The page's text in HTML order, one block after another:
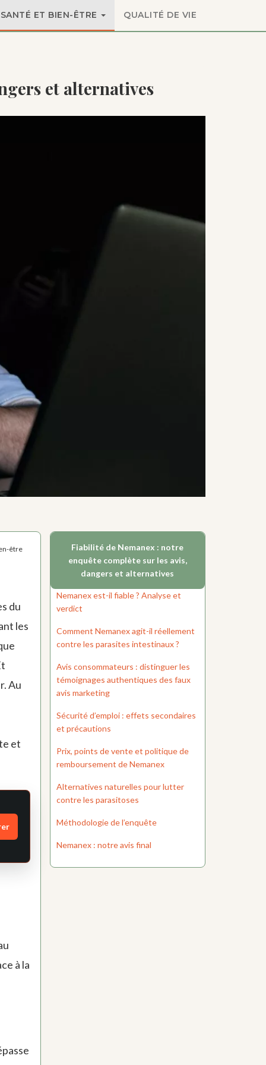
SANTÉ ET BIEN-ÊTRE QUALITÉ DE VIE
et alternatives
être
du
les
Au
et
à la
Fiabilité de Nemanex : notre
enquête complète sur les avis,
dangers et alternatives
Nemanex est-il fiable ? Analyse et
verdict
Comment Nemanex agit-il réellement
contre les parasites intestinaux ?
Avis consommateurs : distinguer les
témoignages authentiques des faux
avis marketing
Sécurité d’emploi : effets secondaires
et précautions
Prix, points de vente et politique de
remboursement de Nemanex
Alternatives naturelles pour lutter
contre les parasitoses
Méthodologie de l’enquête
Nemanex : notre avis final